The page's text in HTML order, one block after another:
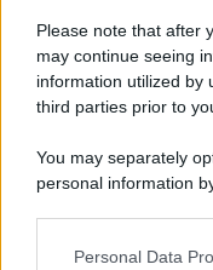
Please note that after
may continue seeing
information utilized by
third parties prior to
You may separately
personal information
This information may
Personal Data